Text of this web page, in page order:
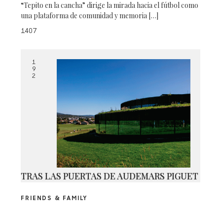
“Tepito en la cancha” dirige la mirada hacia el fútbol como
una plataforma de comunidad y memoria […]
1407
1
9
2
TRAS LAS PUERTAS DE AUDEMARS PIGUET
FRIENDS & FAMILY